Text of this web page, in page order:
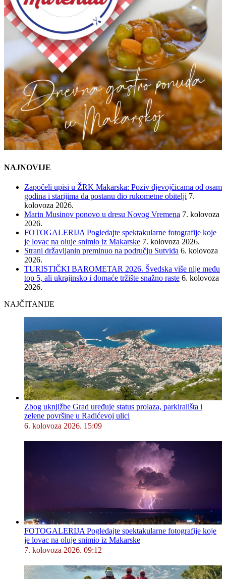
NAJNOVIJE
Započeli upisi u ŽRK Makarska: Poziv djevojčicama od osam
godina i starijima da postanu dio rukometne obitelji 7.
kolovoza 2026.
Marin Musinov ponovo u dresu Novog Vremena 7. kolovoza
2026.
FOTOGALERIJA Pogledajte spektakularne fotografije koje
je lovac na oluje snimio iz Makarske 7. kolovoza 2026.
Strani državljanin preminuo na području Sutvida 6. kolovoza
2026.
TURISTIČKI BAROMETAR 2026. Švedska više nije među
top 5, ali ukrajinsko i domaće tržište snažno raste 6. kolovoza
2026.
NAJČITANIJE
Zbog uknjižbe Grad uređuje status prolaza, parkirališta i
zelene površine u Radićevoj ulici
6. kolovoza 2026. 15:09
FOTOGALERIJA Pogledajte spektakularne fotografije koje
je lovac na oluje snimio iz Makarske
7. kolovoza 2026. 09:12